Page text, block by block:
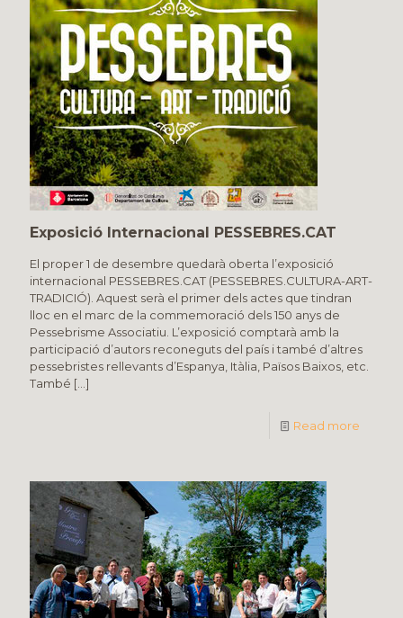
Exposició Internacional PESSEBRES.CAT
El proper 1 de desembre quedarà oberta l’exposició
internacional PESSEBRES.CAT (PESSEBRES.CULTURA-ART-
TRADICIÓ). Aquest serà el primer dels actes que tindran
lloc en el marc de la commemoració dels 150 anys de
Pessebrisme Associatiu. L’exposició comptarà amb la
participació d’autors reconeguts del país i també d’altres
pessebristes rellevants d’Espanya, Itàlia, Països Baixos, etc.
També […]
Read more